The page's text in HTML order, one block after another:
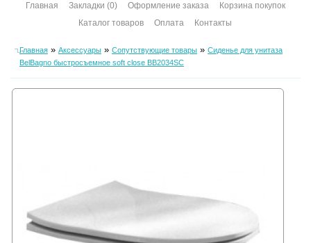
Главная Закладки (0) Оформление заказа
Корзина покупок
Каталог товаров
Оплата Контакты
Главная» Аксессуары» Сопутствующие товары» Сиденье для унитаза
BelBagno быстросъемное soft close BB2034SC